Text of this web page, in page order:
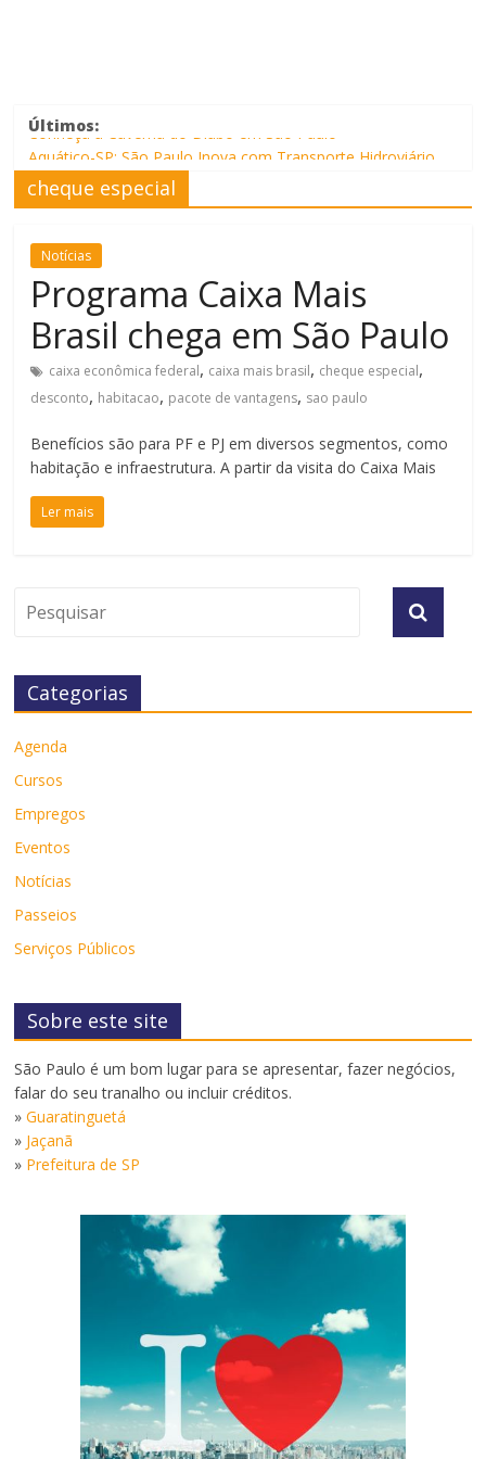
Últimos:
Conheça a Caverna do Diabo em São Paulo
Aquático-SP: São Paulo Inova com Transporte Hidroviário
Urbano
Rodovias Estaduais de São Paulo
Rua Augusta
cheque especial
Notícias
Programa Caixa Mais
Brasil chega em São Paulo
caixa econômica federal, caixa mais brasil, cheque especial,
desconto, habitacao, pacote de vantagens, sao paulo
Benefícios são para PF e PJ em diversos segmentos, como
habitação e infraestrutura. A partir da visita do Caixa Mais
Ler mais
Categorias
Agenda
Cursos
Empregos
Eventos
Notícias
Passeios
Serviços Públicos
Sobre este site
São Paulo é um bom lugar para se apresentar, fazer negócios,
falar do seu tranalho ou incluir créditos.
»Guaratinguetá
» Jaçanã
» Prefeitura de SP